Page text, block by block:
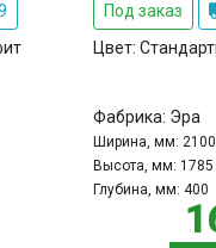
Под заказ
Цвет:
Фабрика: Эра
Ширина, мм: 2100
Высота, мм: 1785
Глубина, мм: 400